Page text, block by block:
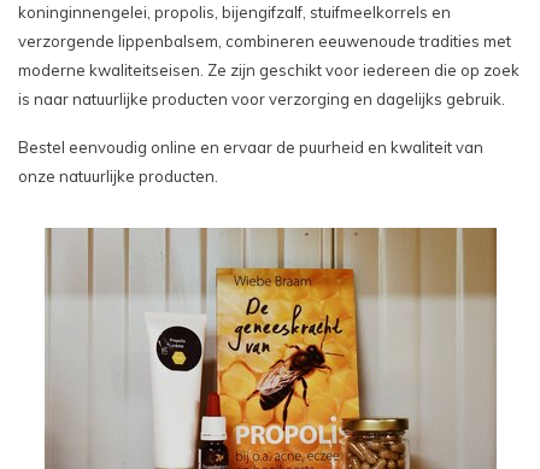
koninginnengelei, propolis, bijengifzalf, stuifmeelkorrels en
verzorgende lippenbalsem, combineren eeuwenoude tradities met
moderne kwaliteitseisen. Ze zijn geschikt voor iedereen die op zoek
is naar natuurlijke producten voor verzorging en dagelijks gebruik.
Bestel eenvoudig online en ervaar de puurheid en kwaliteit van
onze natuurlijke producten.